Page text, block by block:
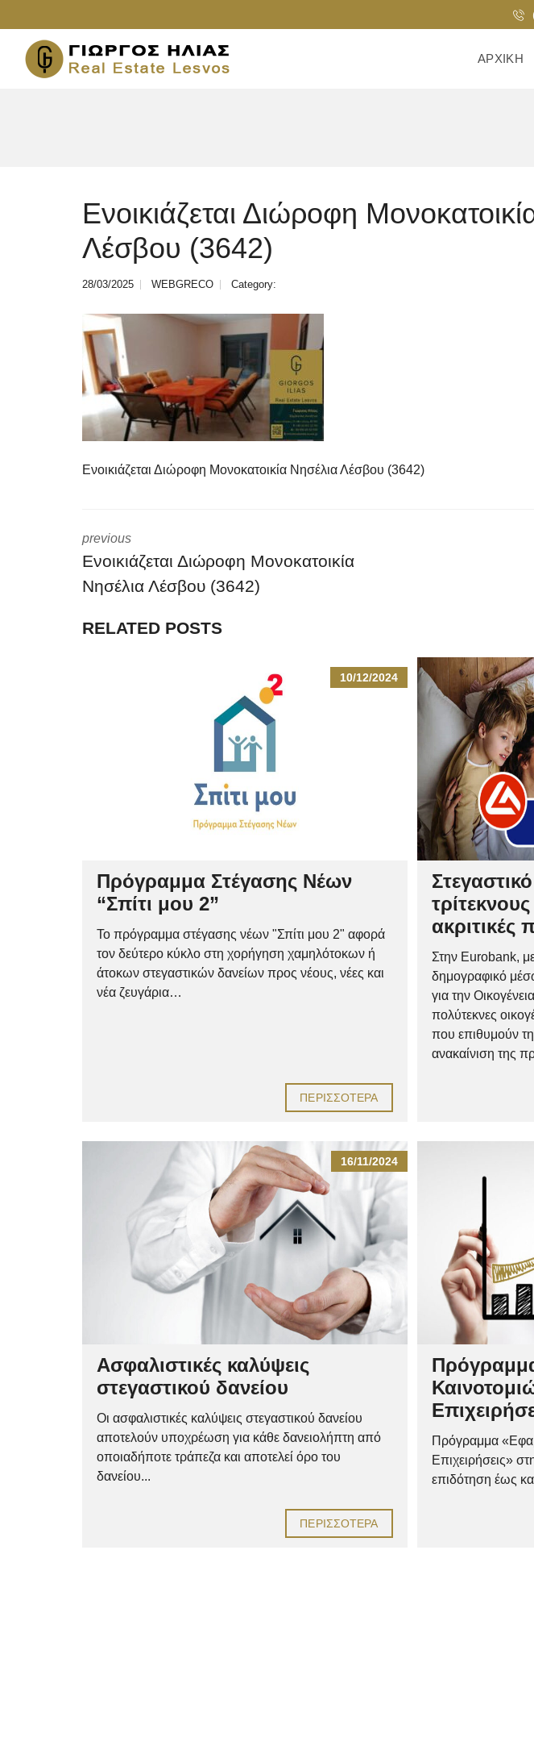
ΑΡΧΙΚΉ
Ενοικιάζεται Διώροφη
Λέσβου (3642)
28/03/2025 WEBGRECO Category:
Ενοικιάζεται Διώροφη Μονοκατοικία Νησέλια Λέσβου (3642)
previous
Ενοικιάζεται Διώροφη Μονοκατοικία
Νησέλια Λέσβου (3642)
RELATED POSTS
10/12/2024
Πρόγραμμα Στέγασης Νέων
“Σπίτι μου 2”
Το πρόγραμμα στέγασης νέων "Σπίτι μου 2" αφορά
τον δεύτερο κύκλο στη χορήγηση χαμηλότοκων ή
άτοκων στεγαστικών δανείων προς νέους, νέες και
νέα ζευγάρια…
ΠΕΡΙΣΣΌΤΕΡΑ
ακριτικές
Στην Eurobank,
δημογραφικό
για την
πολύτεκνες
που επιθυμούν
ανακαίνιση της
16/11/2024
Ασφαλιστικές καλύψεις
στεγαστικού δανείου
Οι ασφαλιστικές καλύψεις στεγαστικού δανείου
αποτελούν υποχρέωση για κάθε δανειολήπτη από
οποιαδήποτε τράπεζα και αποτελεί όρο του
δανείου...
ΠΕΡΙΣΣΌΤΕΡΑ
Πρόγραμμα
Επιχειρήσεις»
επιδότηση έως